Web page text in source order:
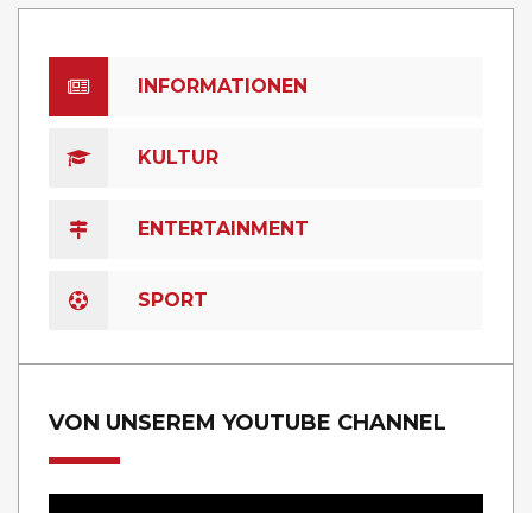
INFORMATIONEN
KULTUR
ENTERTAINMENT
SPORT
VON UNSEREM YOUTUBE CHANNEL